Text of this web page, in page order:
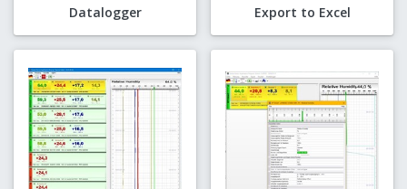
Datalogger Export to Excel